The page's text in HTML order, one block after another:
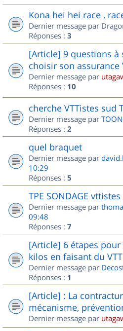
Kona hei hei race ,
Dernier message par
Réponses : 3
[Article] 9 questions à
choisir son assurance
Dernier message par
Réponses : 10
cherche VTTistes sud
Dernier message par
Réponses : 2
quel braquet
Dernier message par
10:29
Réponses : 5
TPE SONDAGE vttistes
Dernier message par
09:48
Réponses : 7
[Article] 6 étapes
kilos en faisant du VTT
Dernier message par
Réponses : 1
[Article] : La
mécanisme,
Dernier message par